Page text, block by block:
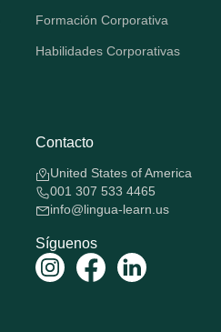
Formación Corporativa
Habilidades Corporativas
Contacto
United States of America
001 307 533 4465
info@lingua-learn.us
Síguenos